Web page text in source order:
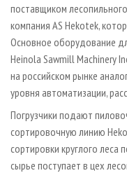
поставщиком
компания AS Hekotek,
Основное оборудование
Heinola Sawmill Machinery
на российском рынке
уровня автоматизации,
Погрузчики подают
сортировочную линию
сортировки круглого леса
сырье поступает в цех